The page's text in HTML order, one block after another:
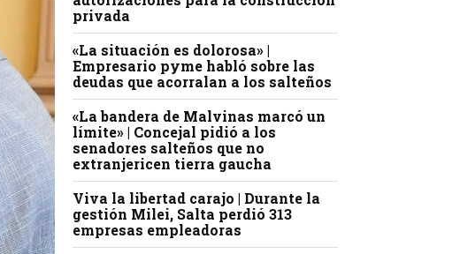
privada
«La situación es dolorosa» |
Empresario pyme habló sobre las
deudas que acorralan a los salteños
«La bandera de Malvinas marcó un
límite» | Concejal pidió a los
senadores salteños que no
extranjericen tierra gaucha
Viva la libertad carajo | Durante la
gestión Milei, Salta perdió 313
empresas empleadoras